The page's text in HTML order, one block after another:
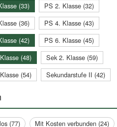
(33)
PS 2. Klasse (32)
(36)
PS 4. Klasse (43)
(42)
PS 6. Klasse (45)
(48)
Sek 2. Klasse (59)
(54)
Sekundarstufe II (42)
(77) Mit Kosten verbunden (24)